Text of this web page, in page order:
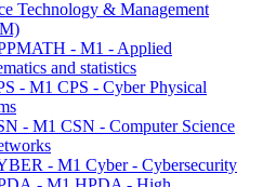
Technology & Management
- M1 - Applied
and statistics
- M1 CPS - Cyber Physical
- M1 CSN - Computer Science
- M1 Cyber - Cybersecurity